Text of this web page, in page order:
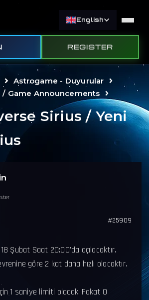
English
REGISTER
Astrogame - Duyurular
/ Game Announcements
Sirius / Yeni
#25909
Şubat Saat 20:00'da açılacaktır.
göre 2 kat daha hızlı olacaktır.
1 saniye limiti olacak. Fakat 0